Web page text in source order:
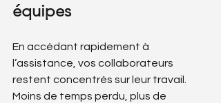
équipes
En accédant rapidement à
l’assistance, vos collaborateurs
restent concentrés sur leur travail.
Moins de temps perdu, plus de